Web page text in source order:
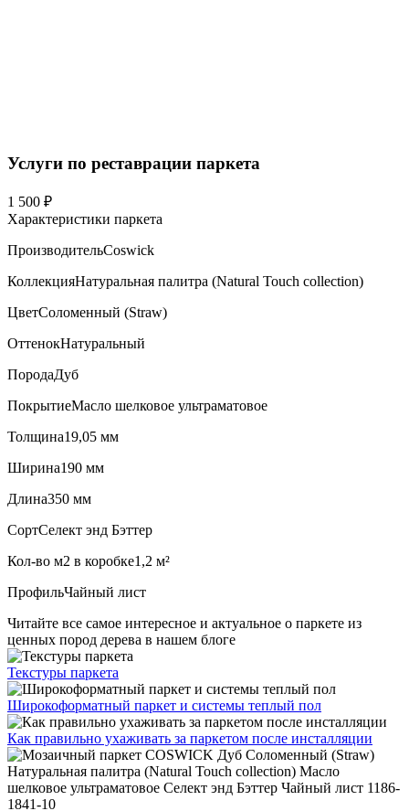
Услуги по реставрации паркета
1 500 ₽
Характеристики паркета
ПроизводительCoswick
КоллекцияНатуральная палитра (Natural Touch collection)
ЦветСоломенный (Straw)
ОттенокНатуральный
ПородаДуб
ПокрытиеМасло шелковое ультраматовое
Толщина19,05 мм
Ширина190 мм
Длина350 мм
СортСелект энд Бэттер
Кол-во м2 в коробке1,2 м²
ПрофильЧайный лист
Читайте все самое интересное и актуальное о паркете из
ценных пород дерева в нашем блоге
Текстуры паркета
Широкоформатный паркет и системы теплый пол
Как правильно ухаживать за паркетом после инсталляции